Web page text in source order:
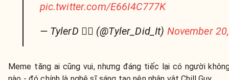
pic.twitter.com/E66I4C777K
— TylerD 🧙‍♂️ (@Tyler_Did_It) November
Meme tăng ai cũng vui, nhưng đáng tiếc lại có người